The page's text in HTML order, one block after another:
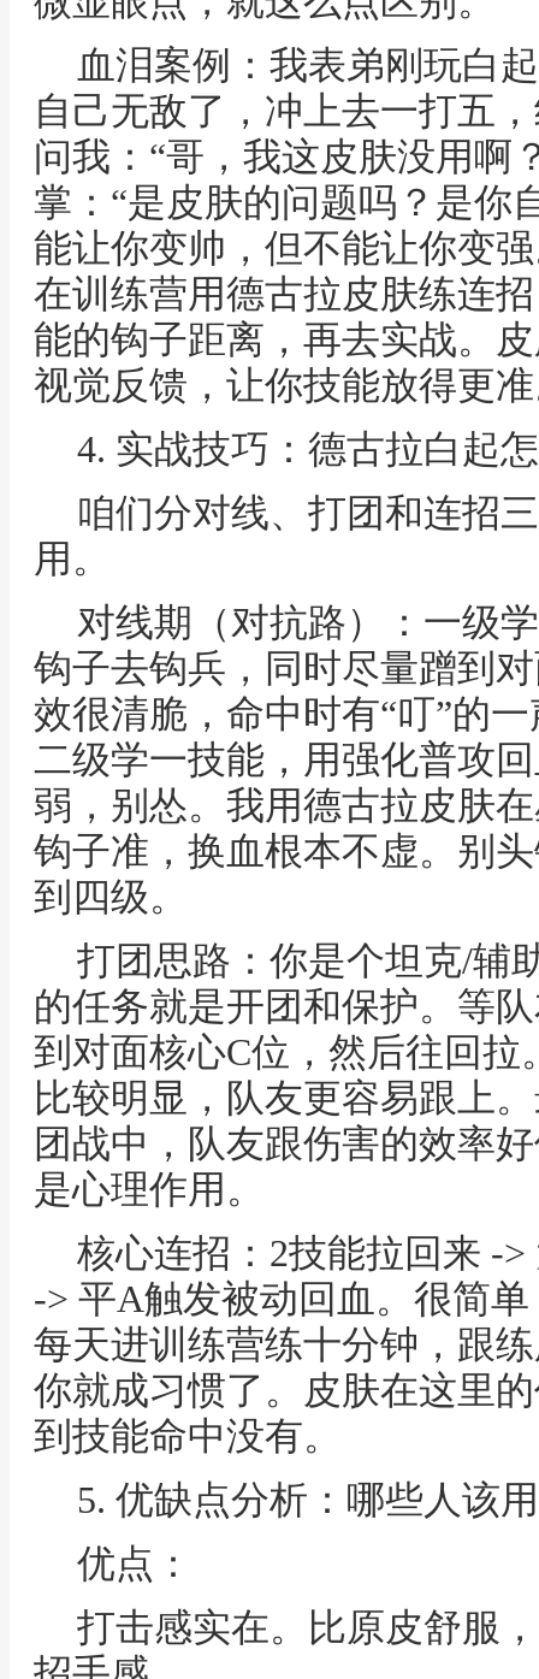
血泪案例：我表弟刚玩白
自己无敌了，冲上去一打五
问我：“哥，我这皮肤没用啊
掌：“是皮肤的问题吗？是你
能让你变帅，但不能让你变
在训练营用德古拉皮肤练连
能的钩子距离，再去实战。
视觉反馈，让你技能放得更
4. 实战技巧：德古拉白起
咱们分对线、打团和连招
用。
对线期（对抗路）：一级
钩子去钩兵，同时尽量蹭到
效很清脆，命中时有“叮”的
二级学一技能，用强化普攻
弱，别怂。我用德古拉皮肤
钩子准，换血根本不虚。别
到四级。
打团思路：你是个坦克/辅
的任务就是开团和保护。等
到对面核心C位，然后往回
比较明显，队友更容易跟上
团战中，队友跟伤害的效率
是心理作用。
核心连招：2技能拉回来 -
-> 平A触发被动回血。很简
每天进训练营练十分钟，跟
你就成习惯了。皮肤在这里
到技能命中没有。
5. 优缺点分析：哪些人该
优点：
打击感实在。比原皮舒服